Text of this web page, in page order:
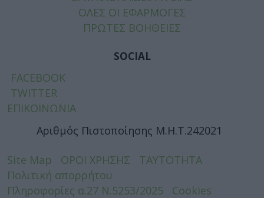
ΟΛΕΣ ΟΙ ΕΦΑΡΜΟΓΕΣ
ΠΡΩΤΕΣ ΒΟΗΘΕΙΕΣ
SOCIAL
FACEBOOK
TWITTER
ΕΠΙΚΟΙΝΩΝΙΑ
Αριθμός Πιστοποίησης Μ.Η.Τ.242021
Site Map ΟΡΟΙ ΧΡΗΣΗΣ
ΤΑΥΤΟΤΗΤΑ
Πολιτική απορρήτου
Πληροφορίες α.27 Ν.5253/2025
Cookies